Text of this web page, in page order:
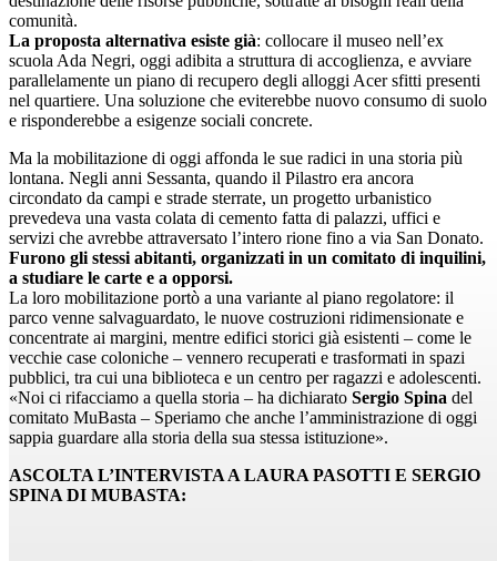
comunità.
La proposta alternativa esiste già: collocare il museo nell’ex
scuola Ada Negri, oggi adibita a struttura di accoglienza, e avviare
parallelamente un piano di recupero degli alloggi Acer sfitti presenti
nel quartiere. Una soluzione che eviterebbe nuovo consumo di suolo
e risponderebbe a esigenze sociali concrete.
Ma la mobilitazione di oggi affonda le sue radici in una storia più
lontana. Negli anni Sessanta, quando il Pilastro era ancora
circondato da campi e strade sterrate, un progetto urbanistico
prevedeva una vasta colata di cemento fatta di palazzi, uffici e
servizi che avrebbe attraversato l’intero rione fino a via San Donato.
Furono gli stessi abitanti, organizzati in un comitato di inquilini,
a studiare le carte e a opporsi.
La loro mobilitazione portò a una variante al piano regolatore: il
parco venne salvaguardato, le nuove costruzioni ridimensionate e
concentrate ai margini, mentre edifici storici già esistenti – come le
vecchie case coloniche – vennero recuperati e trasformati in spazi
pubblici, tra cui una biblioteca e un centro per ragazzi e adolescenti.
«Noi ci rifacciamo a quella storia – ha dichiarato Sergio Spina del
comitato MuBasta – Speriamo che anche l’amministrazione di oggi
sappia guardare alla storia della sua stessa istituzione».
ASCOLTA L’INTERVISTA A LAURA PASOTTI E SERGIO
SPINA DI MUBASTA: